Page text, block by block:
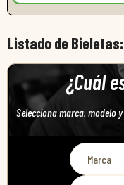
Listado de Bieletas:
¿Cuál
Selecciona marca, modelo